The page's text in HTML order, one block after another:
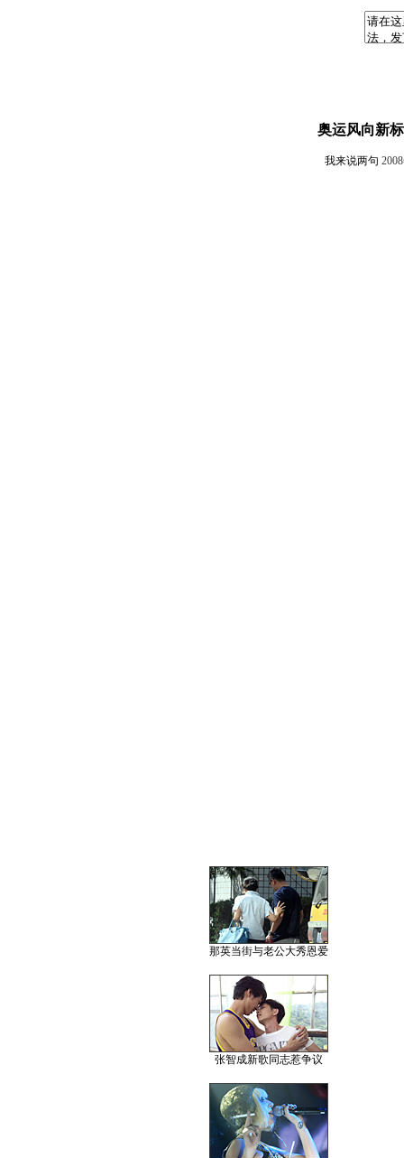
奥运风向新
我来说两句
那英当街与老公大秀恩爱
张智成新歌同志惹争议